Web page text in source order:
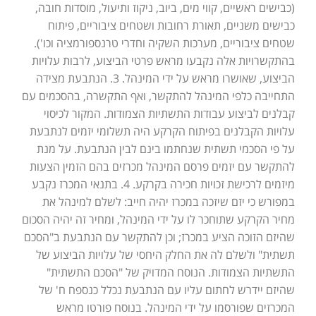
(כבישים ראשיים, קווי מים, ביוב, ניקוז ותיעול, מוסדות חובה,
כבישים משניים, תאורת רחובות ושטחים ציבוריים, פיתוח
שטחים ציבוריים, מערכות השקיה וחדרי טרנספורמציה וכו').
בהתקשרויות אלה נקבעו מראש פרטי הביצוע, לרבות עלויות
הביצוע, שאושרו מראש על ידי המינהל. 3. הנתבעת מצידה
התחייבה כלפי המינהל להתקשר, ואף התקשרה, בהסכמים עם
קבלנים לביצוע עבודות התשתיות הצמודות. המקור לכיסוי
עלויות הקבלנים בפיתוח הקרקע היה תשלומי יזמים לנתבעת
על פי הסכמי תשתית שנחתמו בינם לבין הנתבעת. על מנת
להתקשר עם יזמים פרסם המינהל מכרזים בהם הזמין הצעות
מיזמים לרכישת זכויות חכירה בקרקע. 4. בתנאי המכרז נקבע
במפורש כי יזם שיזכה במכרז יהיה חייב: לשלם למינהל את
מחיר הקרקע שתוחכר לו על ידי המינהל, ומחיר זה יהיה הסכום
שהיזם הזוכה הציע במכרז; וכן להתקשר עם הנתבעת ב"הסכם
תשתית" ולשלם לה את החלק היחסי של עלויות הביצוע של
התשתיות הצמודות. הנוסח המדויק של "הסכם התשתית"
שהיזם יידרש לחתום עליו עם הנתבעת נכלל כנספח ח' של
המכרזים שפורסמו על ידי המינהל. בנוסח פורטו מראש